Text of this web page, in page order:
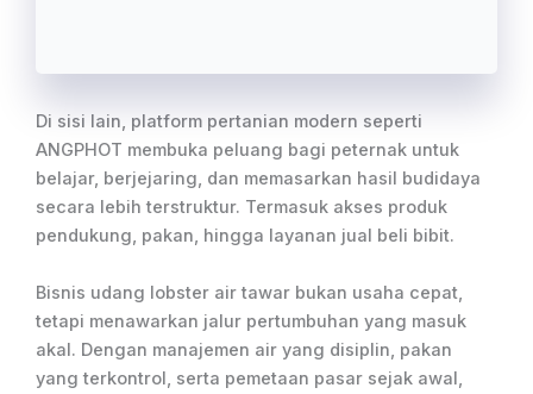
Di sisi lain, platform pertanian modern seperti
ANGPHOT membuka peluang bagi peternak untuk
belajar, berjejaring, dan memasarkan hasil budidaya
secara lebih terstruktur. Termasuk akses produk
pendukung, pakan, hingga layanan jual beli bibit.
Bisnis udang lobster air tawar bukan usaha cepat,
tetapi menawarkan jalur pertumbuhan yang masuk
akal. Dengan manajemen air yang disiplin, pakan
yang terkontrol, serta pemetaan pasar sejak awal,